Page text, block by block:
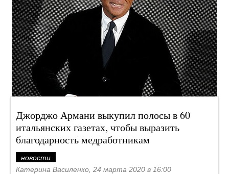
Джорджо Армани выкупил полосы в 60
итальянских газетах, чтобы выразить
благодарность медработникам
новости
Катерина Василенко, 24 марта 2020 в 16:00